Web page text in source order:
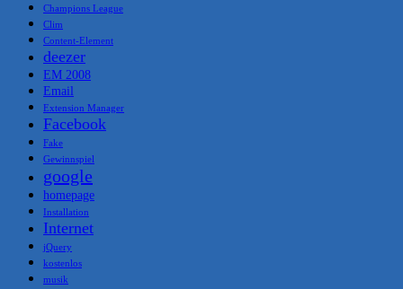
Champions League
Clim
Content-Element
deezer
EM 2008
Email
Extension Manager
Facebook
Fake
Gewinnspiel
google
homepage
Installation
Internet
jQuery
kostenlos
musik